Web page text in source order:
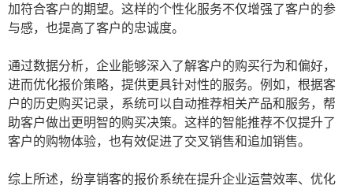
加符合客户的期望。这样的个性化服务不仅增强了客户的参
与感，也提高了客户的忠诚度。
通过数据分析，企业能够深入了解客户的购买行为和偏好，
进而优化报价策略，提供更具针对性的服务。例如，根据客
户的历史购买记录，系统可以自动推荐相关产品和服务，帮
助客户做出更明智的购买决策。这样的智能推荐不仅提升了
客户的购物体验，也有效促进了交叉销售和追加销售。
综上所述，纷享销客的报价系统在提升企业运营效率、优化